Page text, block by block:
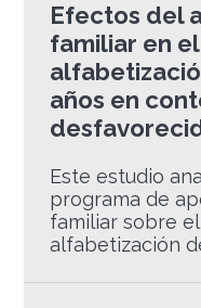
Efectos del
familiar en
años en
Este estudio
programa de
familiar sobre
alfabetización